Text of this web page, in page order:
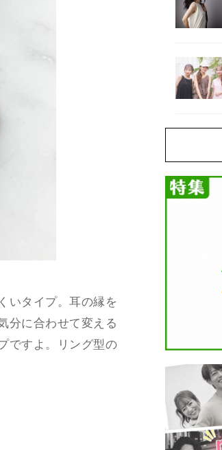
いタイプ。耳の縁を
分に合わせて変える
ですよ。リング型の